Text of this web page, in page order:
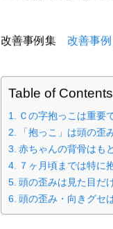
改善事例集 改善事例 |
Table of Contents
Ｃの字抱っこは重要
「抱っこ」は頭の歪
赤ちゃんの背骨はも
７ヶ月頃までは特に
頭の歪みは見た目だ
頭の歪み・向きグセ